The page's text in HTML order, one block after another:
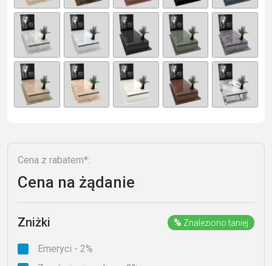
n
e
Cena z rabatem*:
Cena na żądanie
Zniżki % Znaleziono taniej
Emeryci - 2%